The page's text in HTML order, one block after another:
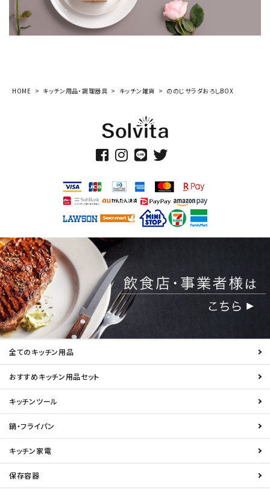
HOME キッチン用品・調理器具 キッチン雑貨 ののじサラダおろしBOX
全てのキッチン用品
おすすめキッチン用品セット
キッチンツール
鍋・フライパン
キッチン家電
保存容器